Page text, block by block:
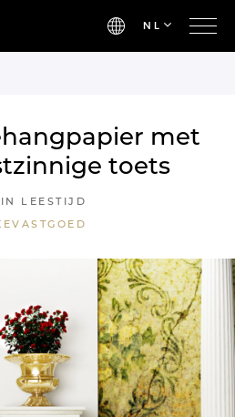
NL
met
toets
LEESTIJD